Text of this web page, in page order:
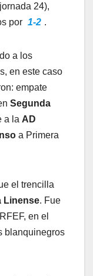
24),
por 1-2 .
a los
en este caso
empate
Segunda
a la AD
a Primera
el trencilla
Linense. Fue
en el
blanquinegros